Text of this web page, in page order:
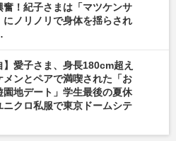
奮！紀子さまは「マツケンサ
にノリノリで身体を揺らされ
】愛子さま、身長180cm超え
メンとペアで満喫された「お
園地デート」学生最後の夏休
ニクロ私服で東京ドームシテ